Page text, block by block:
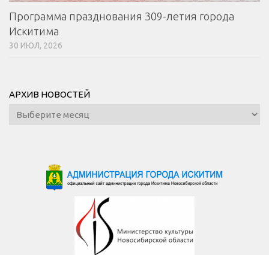
Программа празднования 309-летия города
Искитима
30 ИЮЛ, 2026
АРХИВ НОВОСТЕЙ
Архив
новостей